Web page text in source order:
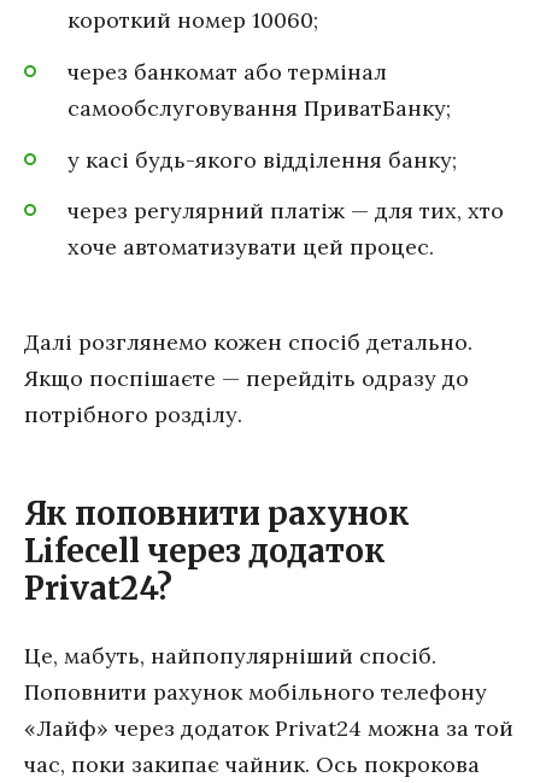
короткий номер 10060;
через банкомат або термінал
самообслуговування ПриватБанку;
у касі будь-якого відділення банку;
через регулярний платіж — для тих, хто
хоче автоматизувати цей процес.
Далі розглянемо кожен спосіб детально.
Якщо поспішаєте — перейдіть одразу до
потрібного розділу.
Як поповнити рахунок
Lifecell через додаток
Privat24?
Це, мабуть, найпопулярніший спосіб.
Поповнити рахунок мобільного телефону
«Лайф» через додаток Privat24 можна за той
час, поки закипає чайник. Ось покрокова